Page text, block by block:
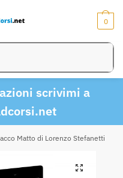
0
scrivimi a
Matto di Lorenzo Stefanetti